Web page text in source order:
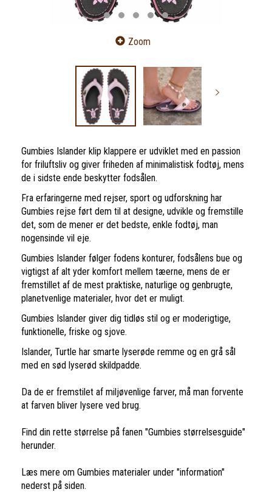
Zoom
Gumbies Islander klip klappere er udviklet med en passion
for friluftsliv og giver friheden af minimalistisk fodtøj, mens
de i sidste ende beskytter fodsålen.
Fra erfaringerne med rejser, sport og udforskning har
Gumbies rejse ført dem til at designe, udvikle og fremstille
det, som de mener er det bedste, enkle fodtøj, man
nogensinde vil eje.
Gumbies Islander følger fodens konturer, fodsålens bue og
vigtigst af alt yder komfort mellem tæerne, mens de er
fremstillet af de mest praktiske, naturlige og genbrugte,
planetvenlige materialer, hvor det er muligt.
Gumbies Islander giver dig tidløs stil og er moderigtige,
funktionelle, friske og sjove.
Islander, Turtle har smarte lyserøde remme og en grå sål
med en sød lyserød skildpadde.
Da de er fremstilet af miljøvenlige farver, må man forvente
at farven bliver lysere ved brug.
Find din rette størrelse på fanen "Gumbies størrelsesguide"
herunder.
Læs mere om Gumbies materialer under "information"
nederst på siden.